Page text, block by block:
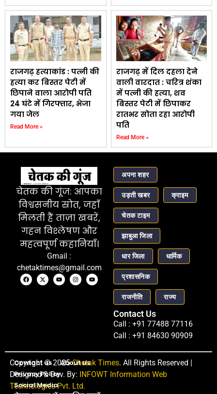
राजगढ़ हत्याकांड : पत्नी की
हत्या कर बिस्तर पेटी में
छिपाने वाला आरोपी पति
24 घंटे में गिरफ्तार, भेजा
गया जेल
Read More »
राजगढ़ में दिल दहला देने
वाली वारदात : चरित्र शंका
में पत्नी की हत्या, शव
बिस्तर पेटी में छिपाकर
रातभर सोता रहा आरोपी
पति
Read More »
चेतक की गूंज: आपका
विश्वसनीय स्रोत, जहाँ
मिलती हैं ताज़ा खबरें,
गहन विश्लेषण और
महत्वपूर्ण कहानियाँ।
Gmail :
chetaktimes@gmail.com
अपना शहर
उड़ती खबर क्राइम
चेतक टाइम
झाबुआ जिला
धार जिला धार्मिक
प्रशासनिक
राजनीति राज्य
Contact Us
Call : +91 77488 77116
Call : +91 84630 90909
Contact us
About us
Privacy Policy
Social Media
Copyright © 2025Chetak Times. All Rights Reserved |
Designed & Dev. By: INFOWT Information Web
Technologies Pvt. Ltd.